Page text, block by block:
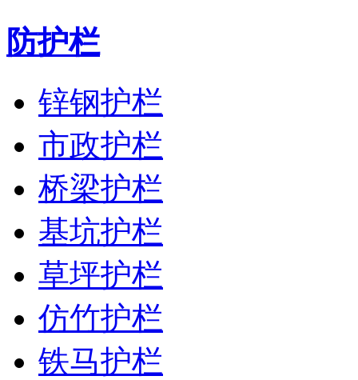
防护栏
锌钢护栏
市政护栏
桥梁护栏
基坑护栏
草坪护栏
仿竹护栏
铁马护栏